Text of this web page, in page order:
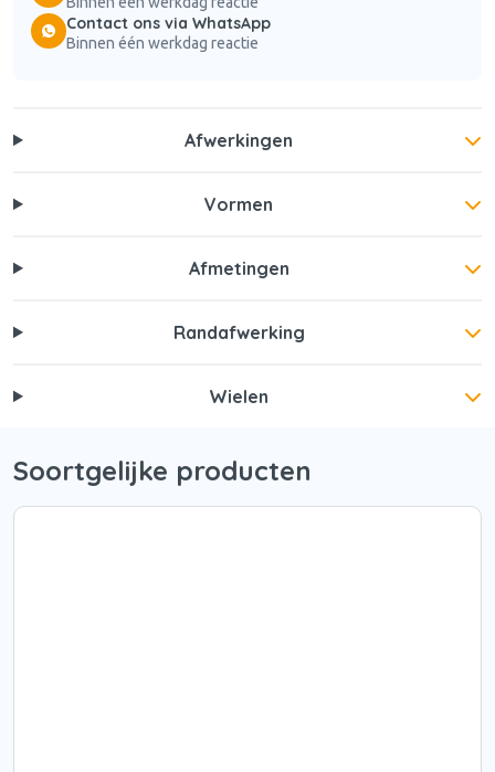
Contact ons via WhatsApp
Binnen één werkdag reactie
Afwerkingen
Vormen
Afmetingen
Randafwerking
Wielen
Soortgelijke producten